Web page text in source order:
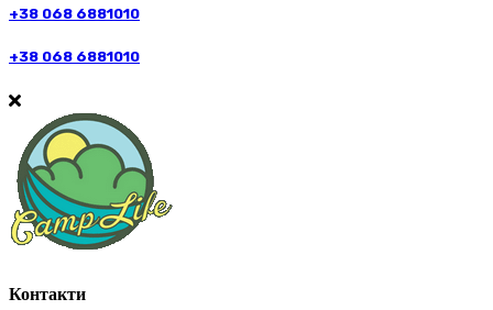
+38 068 6881010
+38 068 6881010
Контакти